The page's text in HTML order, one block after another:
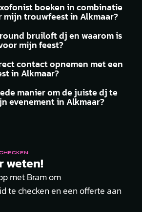
boeken in combinatie
mijn trouwfeest in Alkmaar?
bruiloft dj en waarom is
mijn feest?
contact opnemen met een
in Alkmaar?
manier om de juiste dj te
evenement in Alkmaar?
weten!
met Bram om
te checken en een offerte aan